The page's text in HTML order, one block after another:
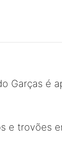
Garças é
e trovões